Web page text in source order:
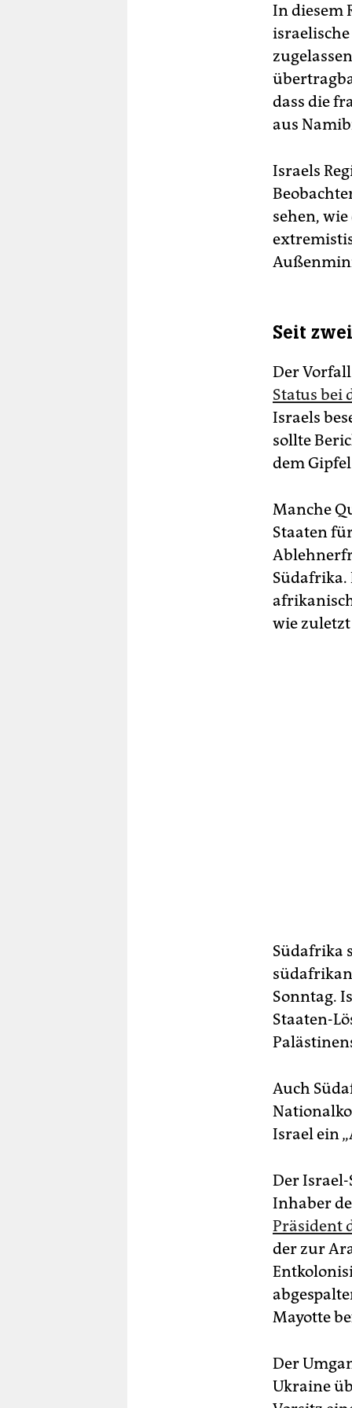
In diesem
dass die
aus
Israels
sehen,
Seit
Der
Status bei
Israels
sollte
dem
Manche
Staaten
Südafrika.
wie
Südafrika
Sonntag.
Staaten-
Auch
Israel ein
Der
Inhaber
Präsident
der zur
Mayotte
Der
Ukraine